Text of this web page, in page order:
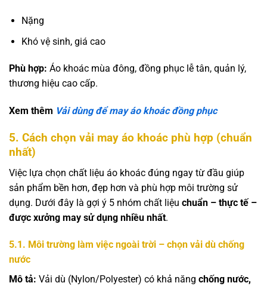
Nặng
Khó vệ sinh, giá cao
Phù hợp: Áo khoác mùa đông, đồng phục lễ tân, quản lý,
thương hiệu cao cấp.
Xem thêm Vải dùng để may áo khoác đồng phục
5. Cách chọn vải may áo khoác phù hợp (chuẩn
nhất)
Việc lựa chọn chất liệu áo khoác đúng ngay từ đầu giúp
sản phẩm bền hơn, đẹp hơn và phù hợp môi trường sử
dụng. Dưới đây là gợi ý 5 nhóm chất liệu chuẩn – thực tế –
được xưởng may sử dụng nhiều nhất.
5.1. Môi trường làm việc ngoài trời – chọn vải dù chống
nước
Mô tả: Vải dù (Nylon/Polyester) có khả năng chống nước,